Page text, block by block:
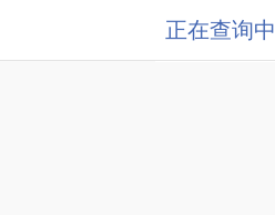
正在查询中